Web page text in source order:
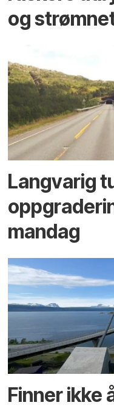
og
Langvarig
mandag
Finner ikke